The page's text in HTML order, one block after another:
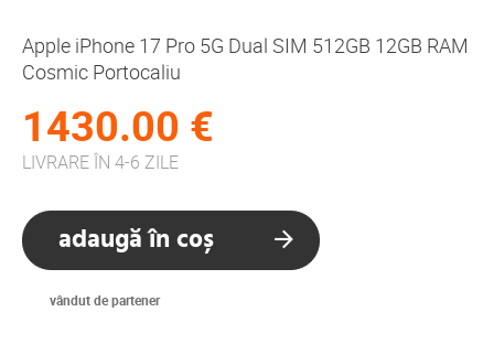
Apple iPhone 17 Pro 5G Dual SIM 512GB 12GB RAM
Cosmic Portocaliu
1430.00 €
LIVRARE ÎN 4-6 ZILE
adaugă în coș
vândut de partener